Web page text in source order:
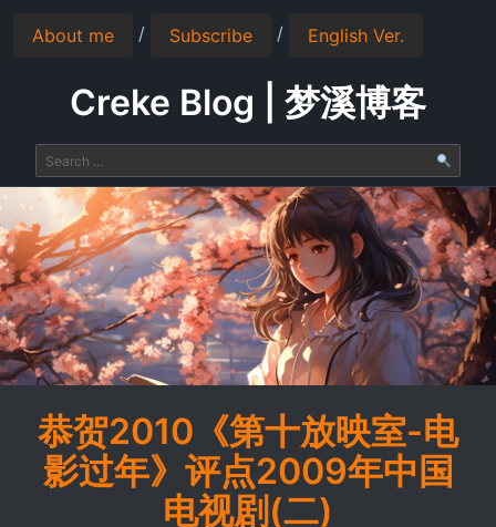
About me / Subscribe / English Ver.
Creke Blog | 梦溪博客
恭贺2010《第十放映室-电
影过年》评点2009年中国
电视剧(二)